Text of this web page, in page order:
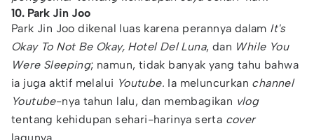
10. Park Jin Joo
Park Jin Joo dikenal luas karena perannya dalam It's
Okay To Not Be Okay, Hotel Del Luna, dan While You
Were Sleeping; namun, tidak banyak yang tahu bahwa
ia juga aktif melalui Youtube. Ia meluncurkan channel
Youtube-nya tahun lalu, dan membagikan vlog
tentang kehidupan sehari-harinya serta cover